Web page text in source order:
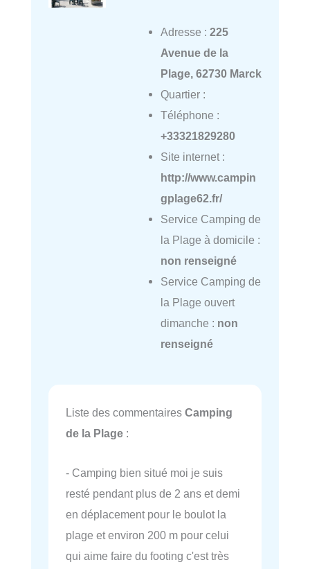
Adresse : 225
Avenue de la
Plage, 62730 Marck
Quartier :
Téléphone :
+33321829280
Site internet :
http://www.campin
gplage62.fr/
Service Camping de
la Plage à domicile :
non renseigné
Service Camping de
la Plage ouvert
dimanche : non
renseigné
Liste des commentaires Camping
de la Plage :
- Camping bien situé moi je suis
resté pendant plus de 2 ans et demi
en déplacement pour le boulot la
plage et environ 200 m pour celui
qui aime faire du footing c'est très